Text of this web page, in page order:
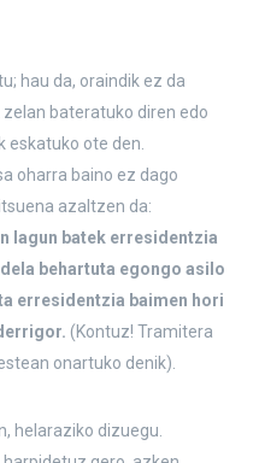
hau da, oraindik ez da
bateratuko diren edo
ote den.
oharra baino ez dago
azaltzen da:
lagun batek erresidentzia
behartuta egongo asilo
erresidentzia baimen hori
(Kontuz! Tramitera
onartuko denik).
helaraziko dizuegu.